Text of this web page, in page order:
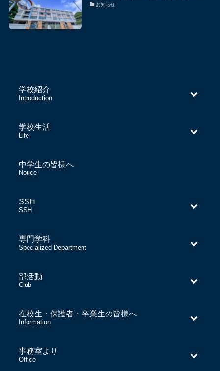
お知らせ
学校紹介
–
Introduction
学校生活
–
Life
中学生の皆様へ
–
Notice
SSH
–
SSH
専門学科
–
Specialized Department
部活動
–
Club
在校生・保護者・卒業生の皆様へ
–
Information
事務室より
–
Office